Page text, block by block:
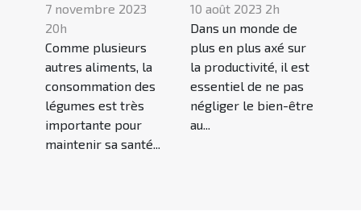
7 novembre 2023
20h
Comme plusieurs
autres aliments, la
consommation des
légumes est très
importante pour
maintenir sa santé...
10 août 2023 2h
Dans un monde de
plus en plus axé sur
la productivité, il est
essentiel de ne pas
négliger le bien-être
au...